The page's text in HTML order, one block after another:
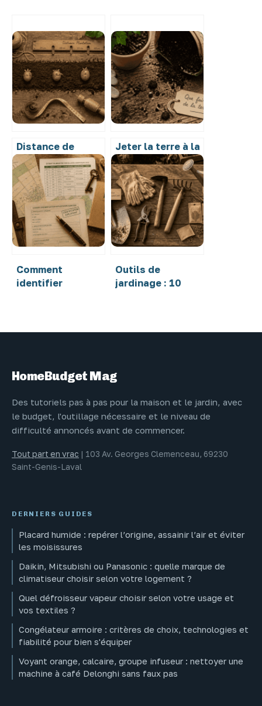
Distance de
plantation des
pommes de terre :
40 cm pour une
récolte
abondante
Jeter la terre à la
poubelle :
pourquoi c’est
une erreur et
comment la
valoriser
Comment
identifier
Outils de
jardinage : 10
HomeBudget Mag
Des tutoriels pas à pas pour la maison et le jardin, avec
le budget, l'outillage nécessaire et le niveau de
difficulté annoncés avant de commencer.
Tout part en vrac | 103 Av. Georges Clemenceau, 69230
Saint-Genis-Laval
DERNIERS GUIDES
Placard humide : repérer l’origine, assainir l’air et éviter
les moisissures
Daikin, Mitsubishi ou Panasonic : quelle marque de
climatiseur choisir selon votre logement ?
Quel défroisseur vapeur choisir selon votre usage et
vos textiles ?
Congélateur armoire : critères de choix, technologies et
fiabilité pour bien s'équiper
Voyant orange, calcaire, groupe infuseur : nettoyer une
machine à café Delonghi sans faux pas